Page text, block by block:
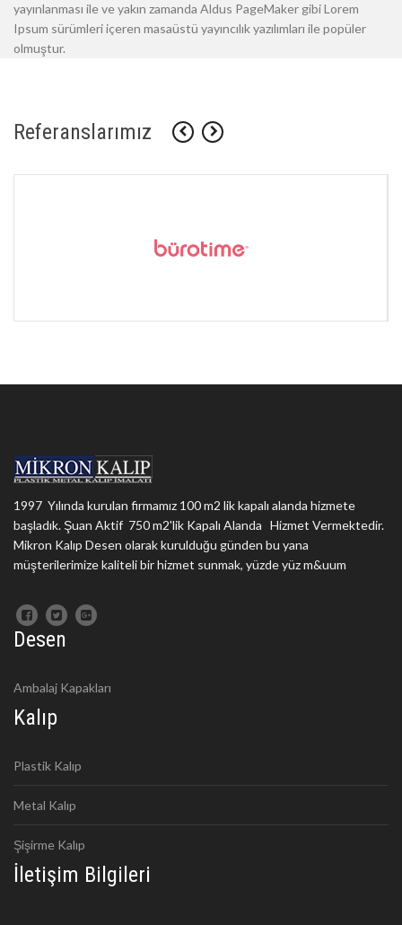
yayınlanması ile ve yakın zamanda Aldus PageMaker gibi Lorem
Ipsum sürümleri içeren masaüstü yayıncılık yazılımları ile popüler
olmuştur.
Referanslarımız
1997 Yılında kurulan firmamız 100 m2 lik kapalı alanda hizmete
başladık. Şuan Aktif 750 m2'lik Kapalı Alanda Hizmet Vermektedir.
Mikron Kalıp Desen olarak kurulduğu günden bu yana
müşterilerimize kaliteli bir hizmet sunmak, yüzde yüz m&uum
Desen
Ambalaj Kapakları
Kalıp
Plastik Kalıp
Metal Kalıp
Şişirme Kalıp
İletişim Bilgileri